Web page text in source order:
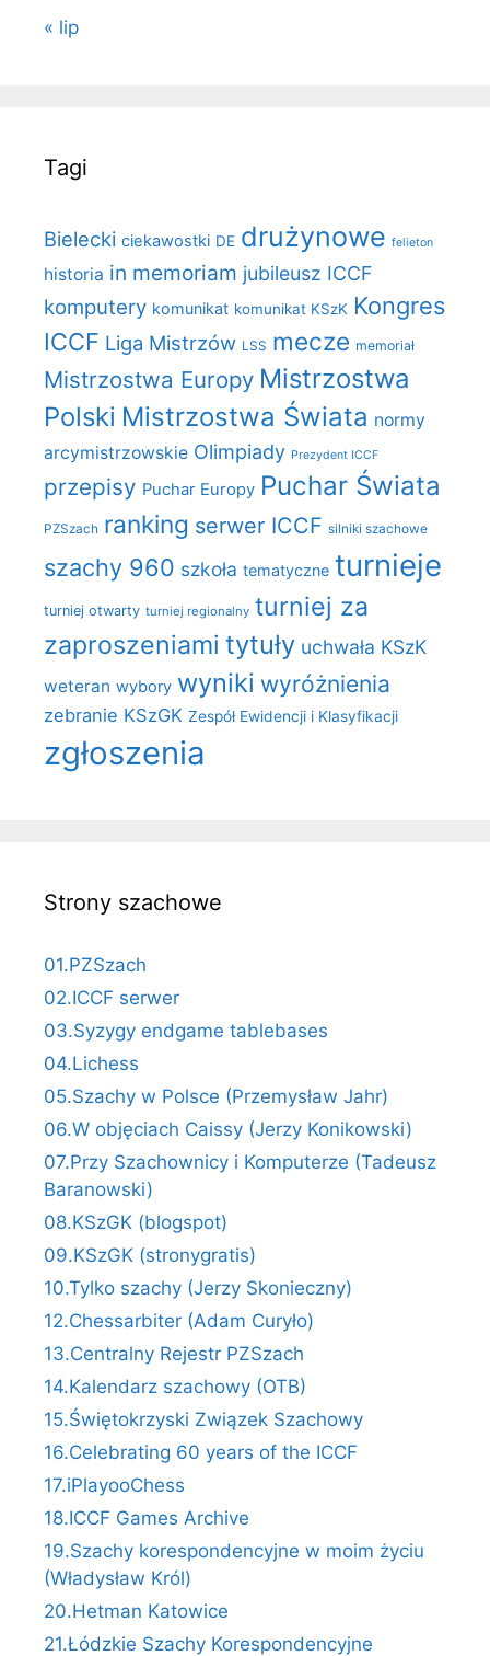
« lip
Tagi
Bielecki ciekawostki DE drużynowe felieton
historia in memoriam jubileusz ICCF
komputery komunikat komunikat KSzK Kongres
ICCF Liga Mistrzów LSS mecze memoriał
Mistrzostwa Europy Mistrzostwa
Polski Mistrzostwa Świata normy
arcymistrzowskie Olimpiady Prezydent ICCF
przepisy Puchar Europy Puchar Świata
PZSzach ranking serwer ICCF silniki szachowe
szachy 960 szkoła tematyczne turnieje
turniej otwarty turniej regionalny turniej za
zaproszeniami tytuły uchwała KSzK
weteran wybory wyniki wyróżnienia
zebranie KSzGK Zespół Ewidencji i Klasyfikacji
zgłoszenia
Strony szachowe
01.PZSzach
02.ICCF serwer
03.Syzygy endgame tablebases
04.Lichess
05.Szachy w Polsce (Przemysław Jahr)
06.W objęciach Caissy (Jerzy Konikowski)
07.Przy Szachownicy i Komputerze (Tadeusz
Baranowski)
08.KSzGK (blogspot)
09.KSzGK (stronygratis)
10.Tylko szachy (Jerzy Skonieczny)
12.Chessarbiter (Adam Curyło)
13.Centralny Rejestr PZSzach
14.Kalendarz szachowy (OTB)
15.Świętokrzyski Związek Szachowy
16.Celebrating 60 years of the ICCF
17.iPlayooChess
18.ICCF Games Archive
19.Szachy korespondencyjne w moim życiu
(Władysław Król)
20.Hetman Katowice
21.Łódzkie Szachy Korespondencyjne